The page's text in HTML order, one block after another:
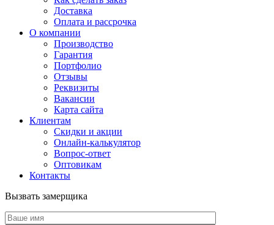
Доставка
Оплата и рассрочка
О компании
Производство
Гарантия
Портфолио
Отзывы
Реквизиты
Вакансии
Карта сайта
Клиентам
Скидки и акции
Онлайн-калькулятор
Вопрос-ответ
Оптовикам
Контакты
Вызвать замерщика